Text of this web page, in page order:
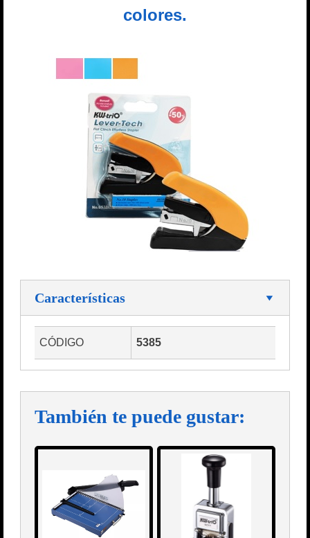
colores.
Características
CÓDIGO 5385
También te puede gustar: